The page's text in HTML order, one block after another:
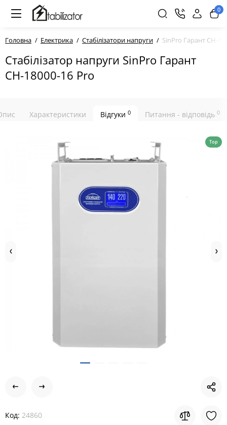
0
Головна Електрика Стабілізатори напруги SinPro Гарант СН-
Стабілізатор напруги SinPro Гарант
СН-18000-16 Pro
Характеристики Відгуки 0 Питання - відповідь 0
Top
Код: 24860